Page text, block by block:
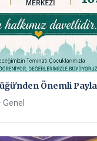
Önemli
Genel